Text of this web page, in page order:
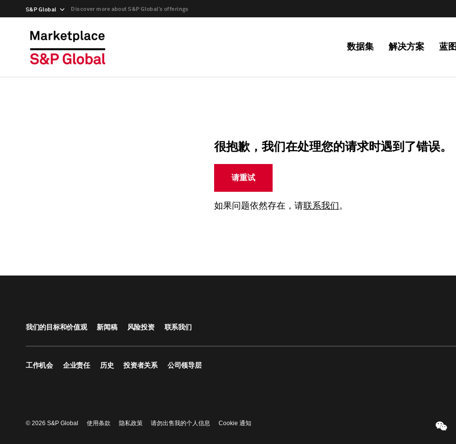
S&P Global Discover more about S&P Global’s offerings
数据集 解决方案 蓝图
很抱歉，我们在处理您的请求时遇到了错误。
请重试
如果问题依然存在，请联系我们 。
我们的目标和价值观 新闻稿 风险投资 联系我们
工作机会 企业责任 历史 投资者关系 公司领导层
© 2026 S&P Global 使用条款 隐私政策 请勿出售我的个人信息 Cookie 通知